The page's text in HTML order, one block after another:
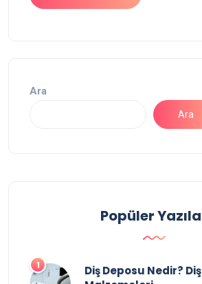
Ara
Ara
Popüler
Diş Deposu Nedir?